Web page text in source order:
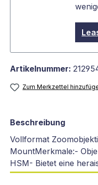
Artikelnummer:
Zum Merkzettel
Beschreibung
Vollformat
MountMerkmale:-
HSM- Bietet eine